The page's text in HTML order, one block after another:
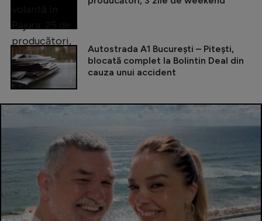
Autostrada A1 București – Pitești,
blocată complet la Bolintin Deal din
cauza unui accident